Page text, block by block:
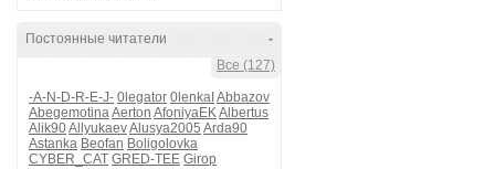
-
Постоянные читатели
Все (127)
-A-N-D-R-E-J- 0legator 0lenkaI Abbazov
AbegemotinaAerton AfoniyaEKAlbertus
Alik90AllyukaevAlusya2005 Arda90
Astanka Beofan Boligolovka
CYBER_CAT GRED-TEE Girop